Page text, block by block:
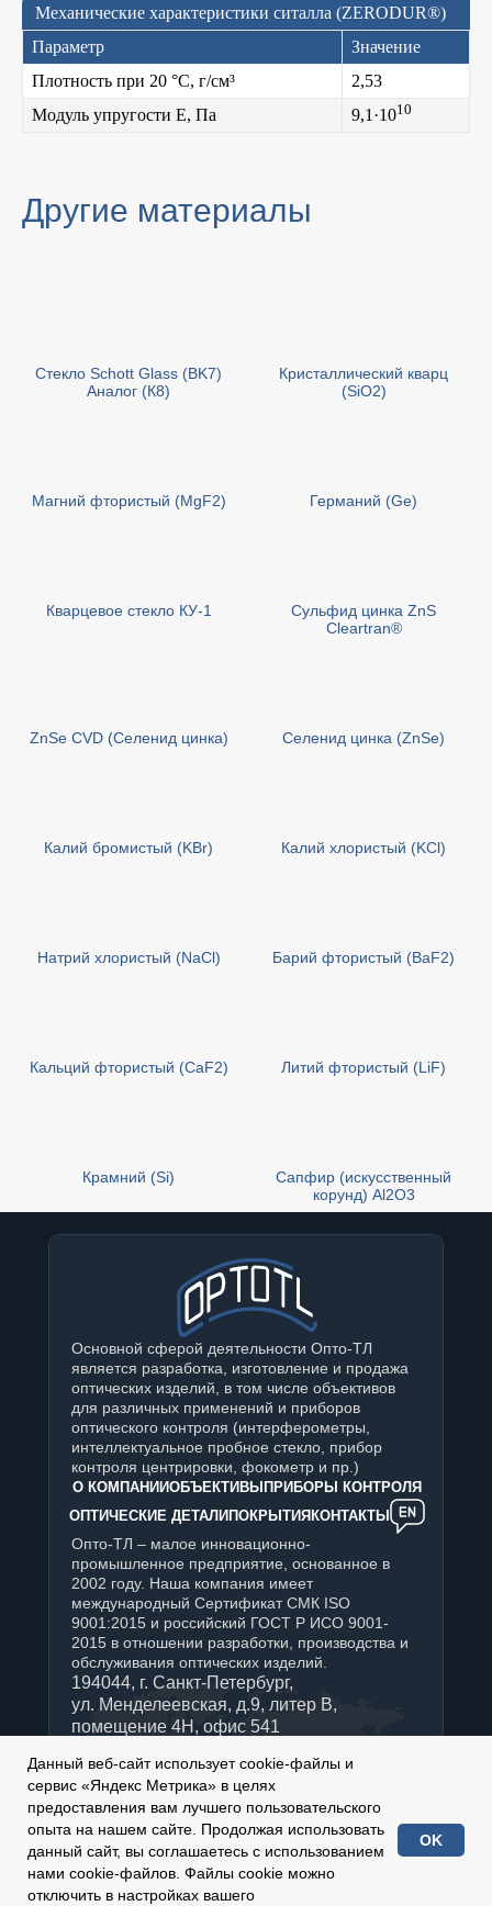
Механические характеристики ситалла (ZERODUR®)
Параметр
Значение
Плотность при 20 °C, г/см³
2,53
Модуль упругости E, Па
9,1·1010
Другие материалы
Стекло Schott Glass (BK7)
Аналог (К8)
Кристаллический кварц
(SiO2)
Магний фтористый (MgF2) Германий (Ge)
Кварцевое стекло КУ-1
Сульфид цинка ZnS
Cleartran®
ZnSe CVD (Селенид цинка) Селенид цинка (ZnSe)
Калий бромистый (KBr) Калий хлористый (KCl)
Натрий хлористый (NaCl) Барий фтористый (BaF2)
Кальций фтористый (CaF2) Литий фтористый (LiF)
Крамний (Si)
Сапфир (искусственный
корунд) Al2O3
Основной сферой деятельности Опто-ТЛ
является разработка, изготовление и продажа
оптических изделий, в том числе объективов
для различных применений и приборов
оптического контроля (интерферометры,
интеллектуальное пробное стекло, прибор
контроля центрировки, фокометр и пр.)
О КОМПАНИИОБЪЕКТИВЫ ПРИБОРЫ КОНТРОЛЯ
ОПТИЧЕСКИЕ ДЕТАЛИ ПОКРЫТИЯ КОНТАКТЫ
Опто-ТЛ – малое инновационно-
промышленное предприятие, основанное в
2002 году. Наша компания имеет
международный Сертификат СМК ISO
9001:2015 и российский ГОСТ Р ИСО 9001-
2015 в отношении разработки, производства и
обслуживания оптических изделий.
194044, г. Санкт-Петербург,
ул. Менделеевская, д.9, литер В,
помещение 4Н, офис 541
+7 (812) 347-76-90
Отдел продаж:
sales@optotl.ru
По техническим вопросам:
technical_service@optotl.ru
2002-2026© ООО «Опто-ТЛ»
Данный веб-сайт использует cookie-файлы и
сервис «Яндекс Метрика» в целях
предоставления вам лучшего пользовательского
опыта на нашем сайте. Продолжая использовать
данный сайт, вы соглашаетесь с использованием
нами cookie-файлов. Файлы cookie можно
отключить в настройках вашего
OK